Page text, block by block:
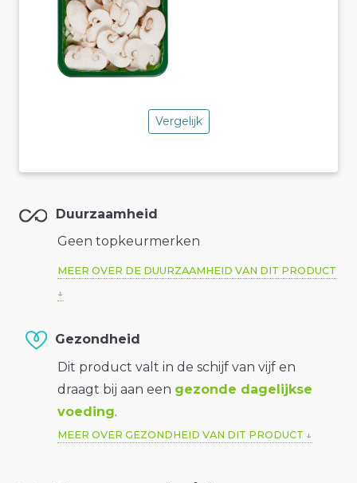
Vergelijk
Duurzaamheid
Geen topkeurmerken
MEER OVER DE DUURZAAMHEID VAN DIT PRODUCT
Gezondheid
Dit product valt in de schijf van vijf en
draagt bij aan een gezonde dagelijkse
voeding.
MEER OVER GEZONDHEID VAN DIT PRODUCT